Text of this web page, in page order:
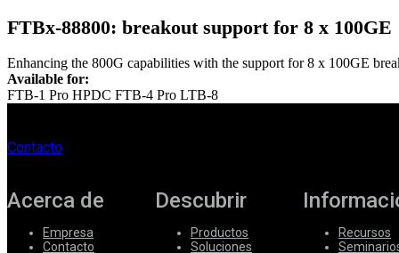
FTBx-88800: breakout support for 8 x 100GE
Enhancing the 800G capabilities with the support for 8 x 100GE
Available for:
FTB-1 Pro HPDC FTB-4 Pro LTB-8
Contacto
Acerca de
Empresa
Contacto
Descubrir
Productos
Soluciones
Recursos